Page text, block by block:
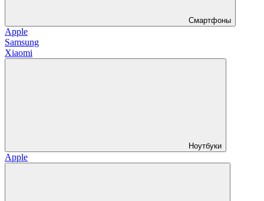
Смартфоны
Apple
Samsung
Xiaomi
Ноутбуки
Apple